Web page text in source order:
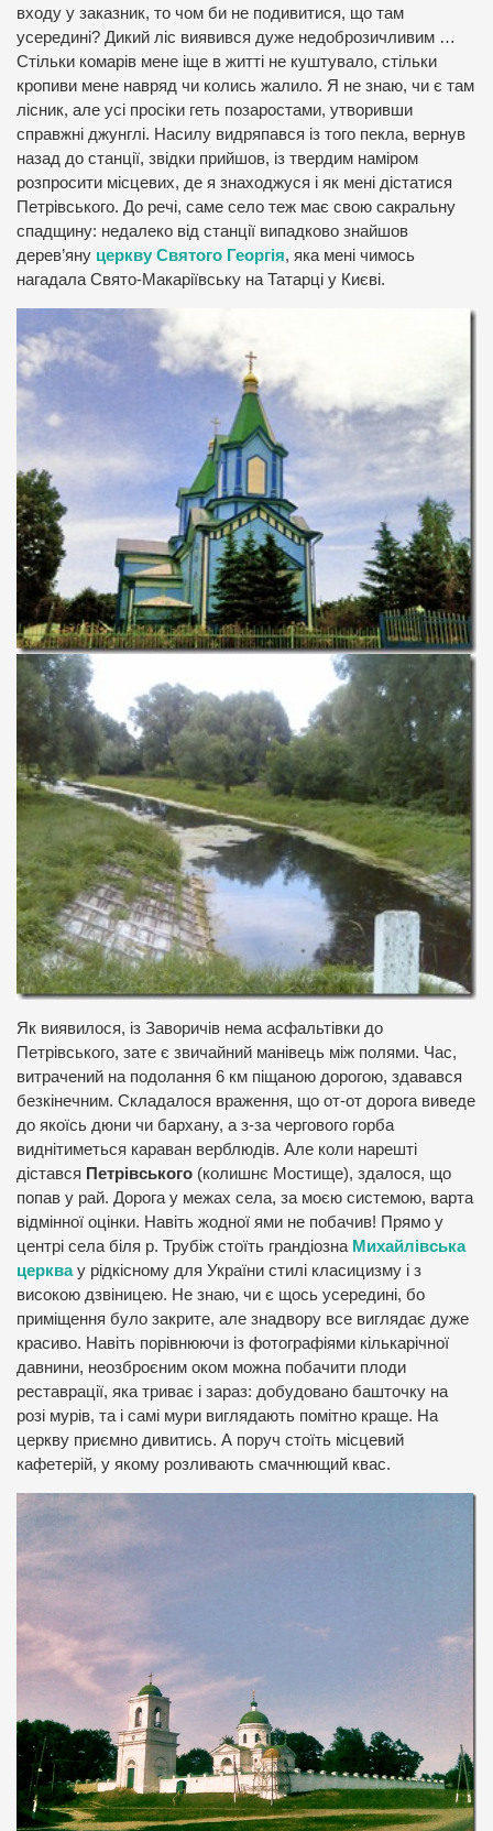
входу у заказник, то чом би не подивитися, що там
усередині? Дикий ліс виявився дуже недоброзичливим …
Стільки комарів мене іще в житті не куштувало, стільки
кропиви мене навряд чи колись жалило. Я не знаю, чи є там
лісник, але усі просіки геть позаростами, утворивши
справжні джунглі. Насилу видряпався із того пекла, вернув
назад до станції, звідки прийшов, із твердим наміром
розпросити місцевих, де я знаходжуся і як мені дістатися
Петрівського. До речі, саме село теж має свою сакральну
спадщину: недалеко від станції випадково знайшов
дерев’яну церкву Святого Георгія, яка мені чимось
нагадала Свято-Макаріївську на Татарці у Києві.
Як виявилося, із Заворичів нема асфальтівки до
Петрівського, зате є звичайний манівець між полями. Час,
витрачений на подолання 6 км піщаною дорогою, здавався
безкінечним. Складалося враження, що от-от дорога виведе
до якоїсь дюни чи бархану, а з-за чергового горба
виднітиметься караван верблюдів. Але коли нарешті
дістався Петрівського (колишнє Мостище), здалося, що
попав у рай. Дорога у межах села, за моєю системою, варта
відмінної оцінки. Навіть жодної ями не побачив! Прямо у
центрі села біля р. Трубіж стоїть грандіозна Михайлівська
церквау рідкісному для України стилі класицизму і з
високою дзвіницею. Не знаю, чи є щось усередині, бо
приміщення було закрите, але знадвору все виглядає дуже
красиво. Навіть порівнюючи із фотографіями кількарічної
давнини, неозброєним оком можна побачити плоди
реставрації, яка триває і зараз: добудовано башточку на
розі мурів, та і самі мури виглядають помітно краще. На
церкву приємно дивитись. А поруч стоїть місцевий
кафетерій, у якому розливають смачнющий квас.